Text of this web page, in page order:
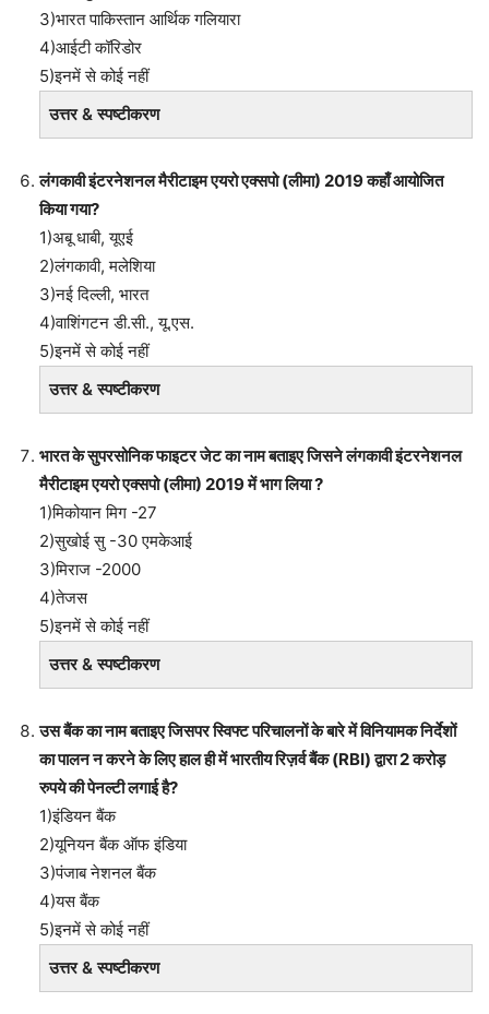
3)भारत पाकिस्तान आर्थिक गलियारा
4)आईटी कॉरिडोर
5)इनमें से कोई नहीं
उत्तर & स्पष्टीकरण
लंगकावी इंटरनेशनल मैरीटाइम एयरो एक्सपो (लीमा) 2019 कहाँ आयोजित
किया गया?
1)अबू धाबी, यूएई
2)लंगकावी, मलेशिया
3)नई दिल्ली, भारत
4)वाशिंगटन डी.सी., यू.एस.
5)इनमें से कोई नहीं
उत्तर & स्पष्टीकरण
भारत के सुपरसोनिक फाइटर जेट का नाम बताइए जिसने लंगकावी इंटरनेशनल
मैरीटाइम एयरो एक्सपो (लीमा) 2019 में भाग लिया ?
1)मिकोयान मिग -27
2)सुखोई सु -30 एमकेआई
3)मिराज -2000
4)तेजस
5)इनमें से कोई नहीं
उत्तर & स्पष्टीकरण
उस बैंक का नाम बताइए जिसपर स्विफ्ट परिचालनों के बारे में विनियामक निर्देशों
का पालन न करने के लिए हाल ही में भारतीय रिज़र्व बैंक (RBI) द्वारा 2 करोड़
रुपये की पेनल्टी लगाई है?
1)इंडियन बैंक
2)यूनियन बैंक ऑफ इंडिया
3)पंजाब नेशनल बैंक
4)यस बैंक
5)इनमें से कोई नहीं
उत्तर & स्पष्टीकरण